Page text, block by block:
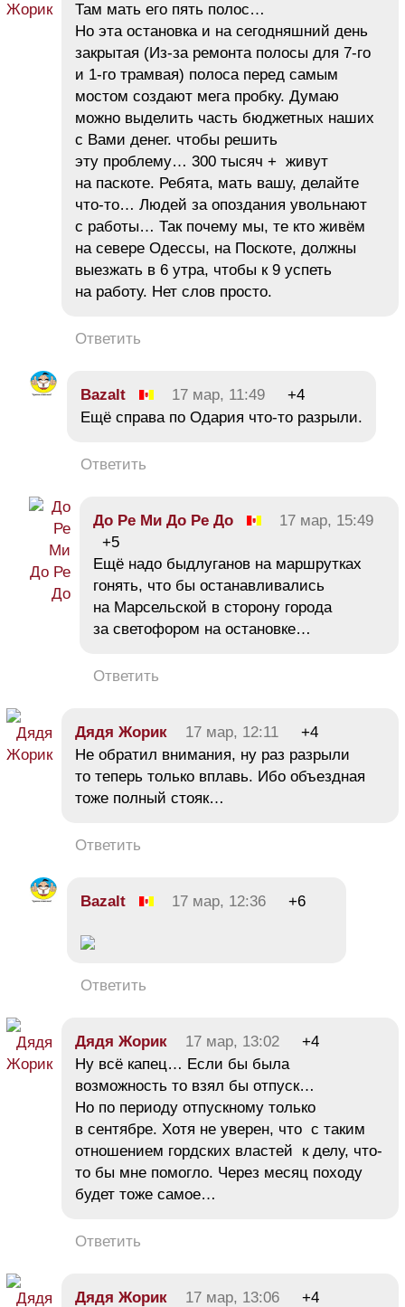
Там мать его пять полос…
Но эта остановка и на сегодняшний день
закрытая (Из-за ремонта полосы для 7-го
и 1-го трамвая) полоса перед самым
мостом создают мега пробку. Думаю
можно выделить часть бюджетных наших
с Вами денег. чтобы решить
эту проблему… 300 тысяч + живут
на паскоте. Ребята, мать вашу, делайте
что-то… Людей за опоздания увольнают
с работы… Так почему мы, те кто живём
на севере Одессы, на Поскоте, должны
выезжать в 6 утра, чтобы к 9 успеть
на работу. Нет слов просто.
Ответить
Bazalt 17 мар, 11:49
+4
Ещё справа по Одария что-то разрыли.
Ответить
До Ре Ми До Ре До
17 мар, 15:49
+5
Ещё надо быдлуганов на маршрутках
гонять, что бы останавливались
на Марсельской в сторону города
за светофором на остановке…
Ответить
Дядя Жорик 17 мар, 12:11
+4
Не обратил внимания, ну раз разрыли
то теперь только вплавь. Ибо объездная
тоже полный стояк…
Ответить
Bazalt 17 мар, 12:36 +6
Ответить
Дядя Жорик 17 мар, 13:02
+4
Ну всё капец… Если бы была
возможность то взял бы отпуск…
Но по периоду отпускному только
в сентябре. Хотя не уверен, что с таким
отношением гордских властей к делу, что-
то бы мне помогло. Через месяц походу
будет тоже самое…
Ответить
Дядя Жорик 17 мар, 13:06
+4